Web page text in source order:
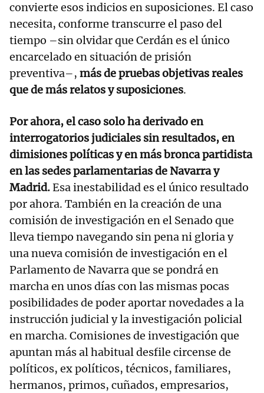
convierte esos indicios en suposiciones. El caso
necesita, conforme transcurre el paso del
tiempo –sin olvidar que Cerdán es el único
encarcelado en situación de prisión
preventiva–, más de pruebas objetivas reales
que de más relatos y suposiciones.
Por ahora, el caso solo ha derivado en
interrogatorios judiciales sin resultados, en
dimisiones políticas y en más bronca partidista
en las sedes parlamentarias de Navarra y
Madrid.Esa inestabilidad es el único resultado
por ahora. También en la creación de una
comisión de investigación en el Senado que
lleva tiempo navegando sin pena ni gloria y
una nueva comisión de investigación en el
Parlamento de Navarra que se pondrá en
marcha en unos días con las mismas pocas
posibilidades de poder aportar novedades a la
instrucción judicial y la investigación policial
en marcha. Comisiones de investigación que
apuntan más al habitual desfile circense de
políticos, ex políticos, técnicos, familiares,
hermanos, primos, cuñados, empresarios,